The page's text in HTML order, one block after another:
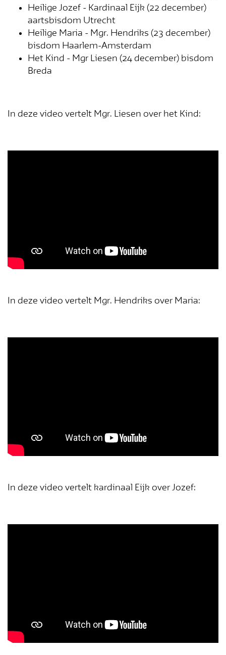
Heilige Jozef - Kardinaal Eijk (22 december)
aartsbisdom Utrecht
Heilige Maria - Mgr. Hendriks (23 december)
bisdom Haarlem-Amsterdam
Het Kind - Mgr Liesen (24 december) bisdom
Breda
In deze video vertelt Mgr. Liesen over het Kind:
In deze video vertelt Mgr. Hendriks over Maria:
In deze video vertelt kardinaal Eijk over Jozef: